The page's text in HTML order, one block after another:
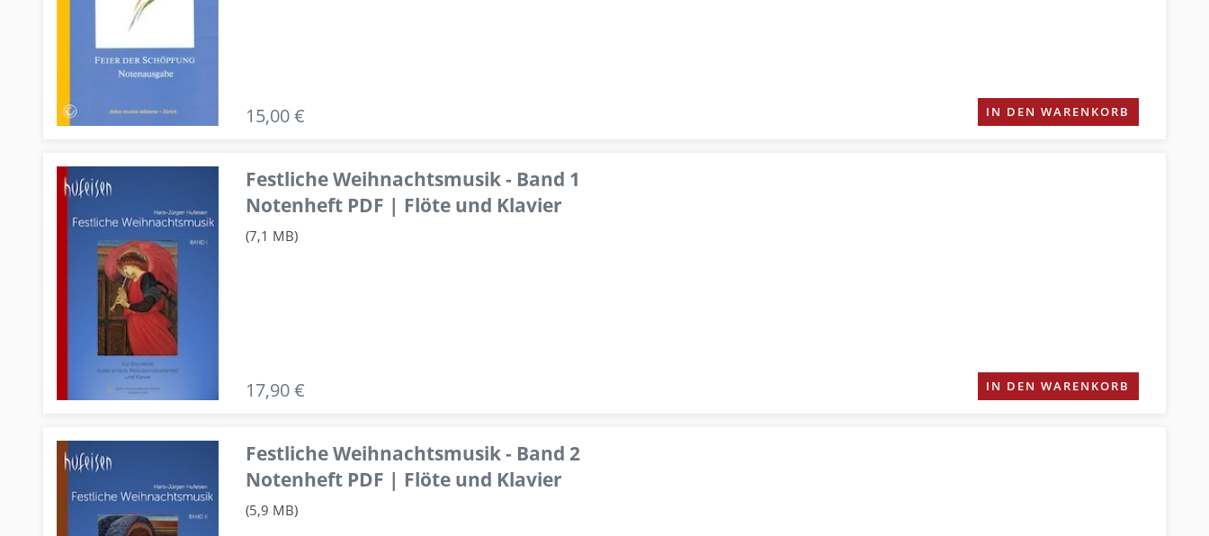
15,00 € IN DEN WARENKORB
Festliche Weihnachtsmusik - Band 1
Notenheft PDF | Flöte und Klavier
(7,1 MB)
17,90 € IN DEN WARENKORB
Festliche Weihnachtsmusik - Band 2
Notenheft PDF | Flöte und Klavier
(5,9 MB)